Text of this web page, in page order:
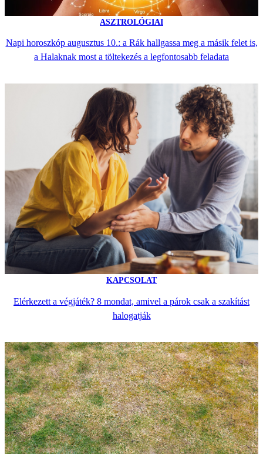
ASZTROLÓGIAI
Napi horoszkóp augusztus 10.: a Rák hallgassa meg a másik felet is,
a Halaknak most a töltekezés a legfontosabb feladata
KAPCSOLAT
Elérkezett a végjáték? 8 mondat, amivel a párok csak a szakítást
halogatják